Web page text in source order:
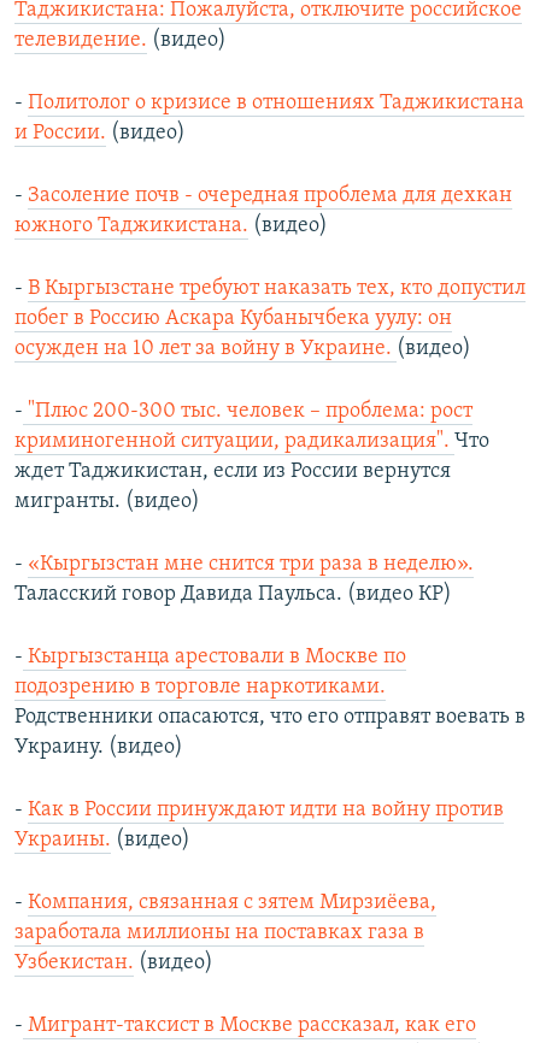
Таджикистана: Пожалуйста, отключите российское
телевидение. (видео)
- Политолог о кризисе в отношениях Таджикистана
и России. (видео)
- Засоление почв - очередная проблема для дехкан
южного Таджикистана. (видео)
- В Кыргызстане требуют наказать тех, кто допустил
побег в Россию Аскара Кубанычбека уулу: он
осужден на 10 лет за войну в Украине. (видео)
- "Плюс 200-300 тыс. человек – проблема: рост
криминогенной ситуации, радикализация". Что
ждет Таджикистан, если из России вернутся
мигранты. (видео)
- «Кыргызстан мне снится три раза в неделю».
Таласский говор Давида Паульса. (видео КР)
- Кыргызстанца арестовали в Москве по
подозрению в торговле наркотиками.
Родственники опасаются, что его отправят воевать в
Украину. (видео)
- Как в России принуждают идти на войну против
Украины. (видео)
- Компания, связанная с зятем Мирзиёева,
заработала миллионы на поставках газа в
Узбекистан. (видео)
- Мигрант-таксист в Москве рассказал, как его